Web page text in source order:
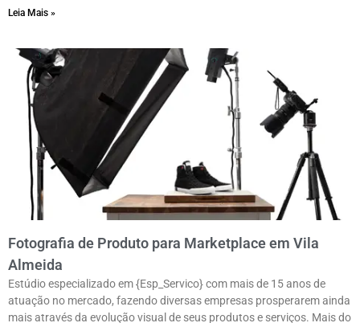
Leia Mais »
Fotografia de Produto para Marketplace em Vila
Almeida
Estúdio especializado em {Esp_Servico} com mais de 15 anos de
atuação no mercado, fazendo diversas empresas prosperarem ainda
mais através da evolução visual de seus produtos e serviços. Mais do